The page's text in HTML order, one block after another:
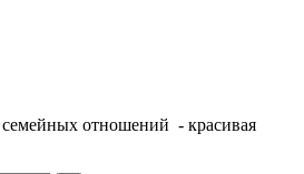
отношений - красивая